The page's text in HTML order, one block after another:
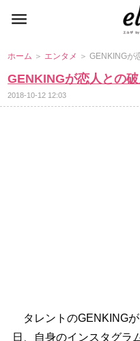
ホーム ＞ エンタメ ＞ GENKINGが
GENKINGが恋人との
2018-10-12 12:03
タレントのGENKING
日、自身のインスタグラ